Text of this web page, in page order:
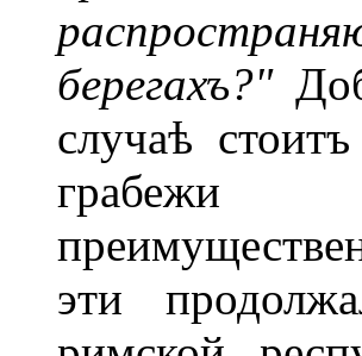
берегахъ?"
случаѣ
грабежи
эти